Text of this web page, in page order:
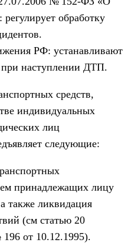
обработку
РФ: устанавливают
при наступлении ДТП.
средств,
индивидуальных
лиц
следующие:
принадлежащих лицу
также ликвидация
(см статью 20
от 10.12.1995).